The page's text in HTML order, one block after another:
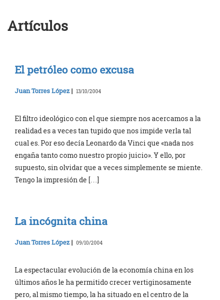
Artículos
El petróleo como excusa
Juan Torres López | 13/10/2004
El filtro ideológico con el que siempre nos acercamos a la
realidad es a veces tan tupido que nos impide verla tal
cual es. Por eso decía Leonardo da Vinci que «nada nos
engaña tanto como nuestro propio juicio». Y ello, por
supuesto, sin olvidar que a veces simplemente se miente.
Tengo la impresión de […]
La incógnita china
Juan Torres López | 09/10/2004
La espectacular evolución de la economía china en los
últimos años le ha permitido crecer vertiginosamente
pero, al mismo tiempo, la ha situado en el centro de la